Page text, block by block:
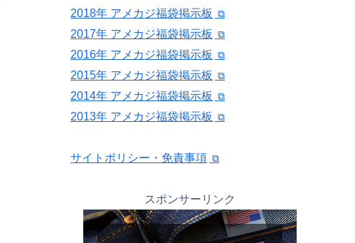
2018年 アメカジ福袋掲示板
2017年 アメカジ福袋掲示板
2016年 アメカジ福袋掲示板
2015年 アメカジ福袋掲示板
2014年 アメカジ福袋掲示板
2013年 アメカジ福袋掲示板
サイトポリシー・免責事項
スポンサーリンク